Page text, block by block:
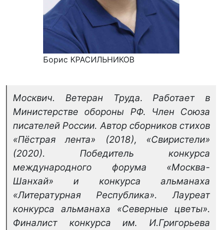
Борис КРАСИЛЬНИКОВ
Москвич. Ветеран Труда. Работает в
Министерстве обороны РФ. Член Союза
писателей России. Автор сборников стихов
«Пёстрая лента» (2018), «Свиристели»
(2020). Победитель конкурса
международного форума «Москва-
Шанхай» и конкурса альманаха
«Литературная Республика». Лауреат
конкурса альманаха «Северные цветы».
Финалист конкурса им. И.Григорьева